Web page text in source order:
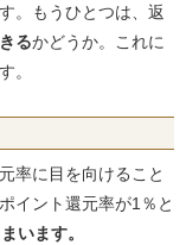
。もうひとつは、返
るかどうか。これに
。
率に目を向けること
イント還元率が1％と
います。